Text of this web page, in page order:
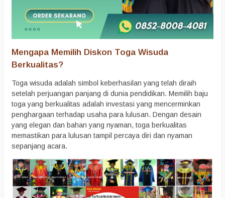
Mengapa Memilih Diskon Toga Wisuda
Berkualitas?
Toga wisuda adalah simbol keberhasilan yang telah diraih
setelah perjuangan panjang di dunia pendidikan. Memilih baju
toga yang berkualitas adalah investasi yang mencerminkan
penghargaan terhadap usaha para lulusan. Dengan desain
yang elegan dan bahan yang nyaman, toga berkualitas
memastikan para lulusan tampil percaya diri dan nyaman
sepanjang acara.